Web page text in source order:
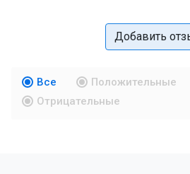
Добавить
Все Положительные
Отрицательные